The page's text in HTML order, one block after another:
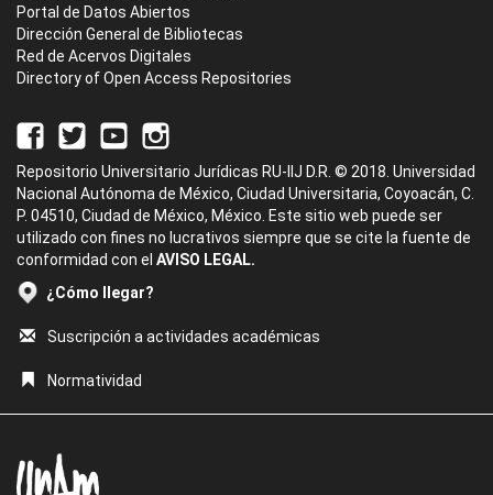
Portal de Datos Abiertos
Dirección General de Bibliotecas
Red de Acervos Digitales
Directory of Open Access Repositories
Repositorio Universitario Jurídicas RU-IIJ D.R. © 2018. Universidad
Nacional Autónoma de México, Ciudad Universitaria, Coyoacán, C.
P. 04510, Ciudad de México, México. Este sitio web puede ser
utilizado con fines no lucrativos siempre que se cite la fuente de
conformidad con el AVISO LEGAL.
¿Cómo llegar?
Suscripción a actividades académicas
Normatividad